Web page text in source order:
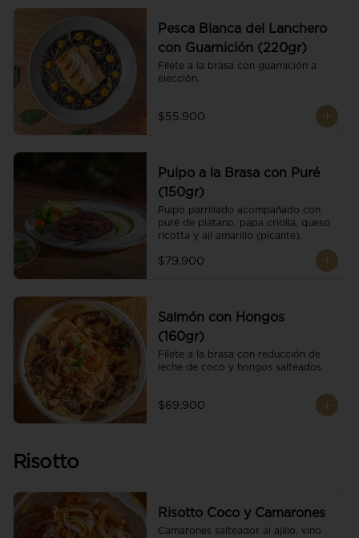
Pesca Blanca del Lanchero
con Guarnición (220gr)
Filete a la brasa con guarnición a
elección.
$55.900
Pulpo a la Brasa con Puré
(150gr)
Pulpo parrillado acompañado con
puré de plátano, papa criolla, queso
ricotta y ají amarillo (picante).
$79.900
Salmón con Hongos
(160gr)
Filete a la brasa con reducción de
leche de coco y hongos salteados.
$69.900
Risotto
Risotto Coco y Camarones
Camarones salteador al ajillo, vino